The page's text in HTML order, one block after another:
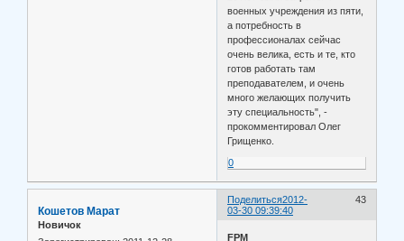
военных учреждения из пяти,
а потребность в
профессионалах сейчас
очень велика, есть и те, кто
готов работать там
преподавателем, и очень
много желающих получить
эту специальность", -
прокомментировал Олег
Грищенко.
0
Поделиться 43
2012-
03-30 09:39:40
Кошетов Марат
Новичок
FPM